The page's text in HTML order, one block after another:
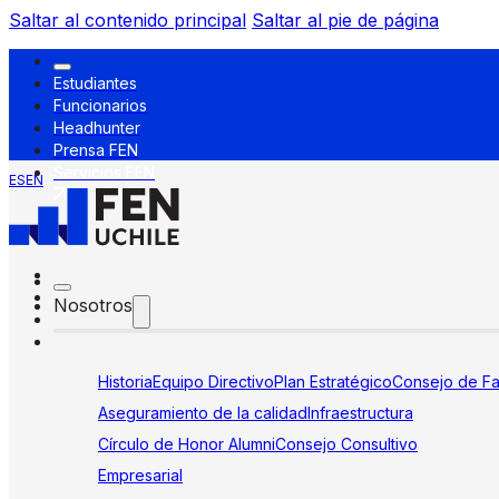
Saltar al contenido principal Saltar al pie de página
Estudiantes
Funcionarios
Headhunter
Prensa FEN
ESEN
Nosotros
HistoriaEquipo DirectivoPlan EstratégicoConsejo de
Aseguramiento de la calidadInfraestructura
Círculo de Honor AlumniConsejo Consultivo
Empresarial